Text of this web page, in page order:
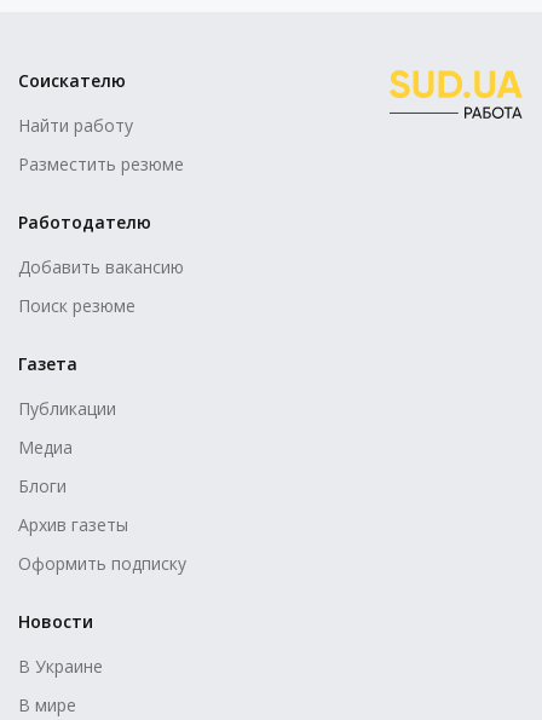
Соискателю
Найти работу
Разместить резюме
Работодателю
Добавить вакансию
Поиск резюме
Газета
Публикации
Медиа
Блоги
Архив газеты
Оформить подписку
Новости
В Украине
В мире